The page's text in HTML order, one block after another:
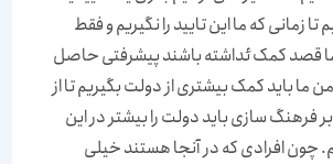
زمانی که ما این تایید را نگیریم و فقط
قصد کمک ئداشته باشند پیشرفتی حاصل
باید کمک بیشتری از دولت بگیریم تا از
فرهنگ سازی باید دولت را بیشتر در این
افرادی که در آنجا هستند خیلی